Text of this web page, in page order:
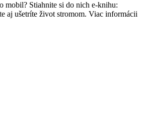
mobil? Stiahnite si do nich e-knihu:
aj ušetríte život stromom. Viac informácii